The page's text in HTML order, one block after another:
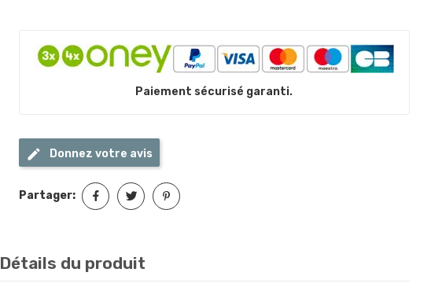
Paiement sécurisé garanti.
Donnez votre avis
Partager:
Détails du produit